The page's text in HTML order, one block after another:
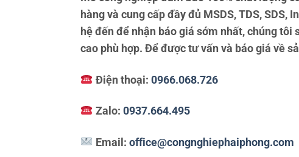
hàng và cung cấp đầy đủ MSDS, TDS,
hệ đến để nhận báo giá sớm nhất, chúng
cao phù hợp. Để được tư vấn và báo giá về
Điện thoại: 0966.068.726
Zalo: 0937.664.495
Email: office@congnghiephaiphong.com